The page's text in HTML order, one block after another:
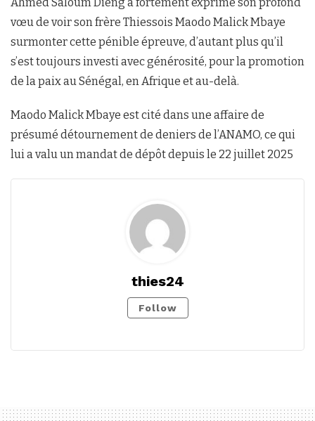
vœu de voir son frère Thiessois Maodo Malick Mbaye
surmonter cette pénible épreuve, d’autant plus qu’il
s’est toujours investi avec générosité, pour la promotion
de la paix au Sénégal, en Afrique et au-delà.
Maodo Malick Mbaye est cité dans une affaire de
présumé détournement de deniers de l’ANAMO, ce qui
lui a valu un mandat de dépôt depuis le 22 juillet 2025
thies24
Follow